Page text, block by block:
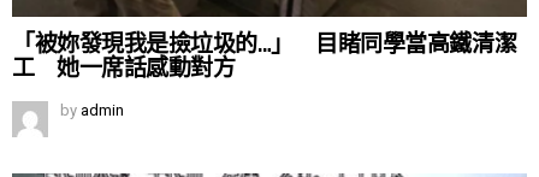
「被妳發現我是撿垃圾的…」 目睹同學當高鐵清潔
工 她一席話感動對方
by admin